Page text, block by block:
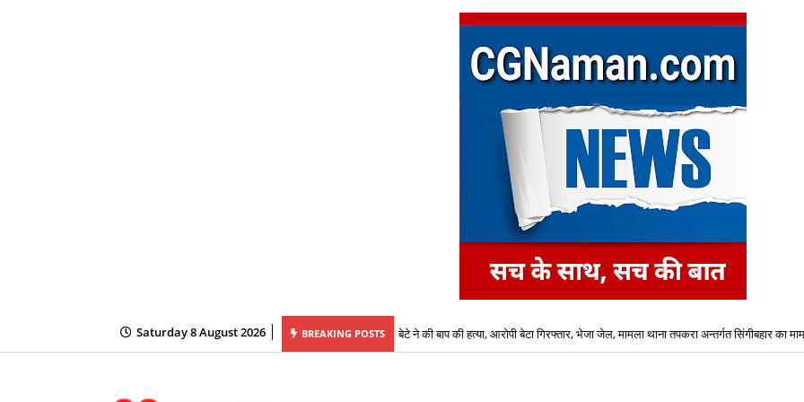
Saturday 8 August 2026 BREAKING POSTS
पदस्थ अधिकारियों समेत कई DFO को मिली नई जिम्मेदारी, तबादला आदेश जारी बेटे ने की बाप की हत्या, आरोपी बेटा गिरफ्तार, भेजा जेल, मामला थाना तपकरा अन्तर्गत सिंगीबहार का